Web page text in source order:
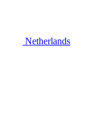
Netherlands